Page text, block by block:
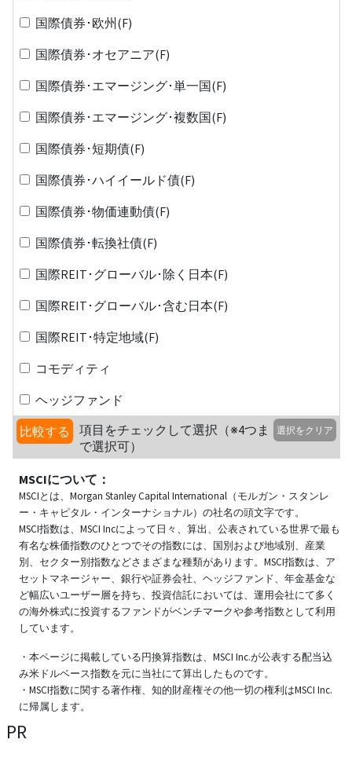
国際債券･欧州(F)
国際債券･オセアニア(F)
国際債券･エマージング･単一国(F)
国際債券･エマージング･複数国(F)
国際債券･短期債(F)
国際債券･ハイイールド債(F)
国際債券･物価連動債(F)
国際債券･転換社債(F)
国際REIT･グローバル･除く日本(F)
国際REIT･グローバル･含む日本(F)
国際REIT･特定地域(F)
コモディティ
ヘッジファンド
比較する
項目をチェックして選択（※4つま
で選択可）
選択をクリア
MSCIについて：
MSCIとは、Morgan Stanley Capital International（モルガン・スタンレ
ー・キャピタル・インターナショナル）の社名の頭文字です。
MSCI指数は、MSCI Incによって日々、算出、公表されている世界で最も
有名な株価指数のひとつでその指数には、国別および地域別、産業
別、セクター別指数などさまざまな種類があります。MSCI指数は、ア
セットマネージャー、銀行や証券会社、ヘッジファンド、年金基金な
ど幅広いユーザー層を持ち、投資信託においては、運用会社にて多く
の海外株式に投資するファンドがベンチマークや参考指数として利用
しています。
・本ページに掲載している円換算指数は、MSCI Inc.が公表する配当込
み米ドルベース指数を元に当社にて算出したものです。
・MSCI指数に関する著作権、知的財産権その他一切の権利はMSCI Inc.
に帰属します。
PR